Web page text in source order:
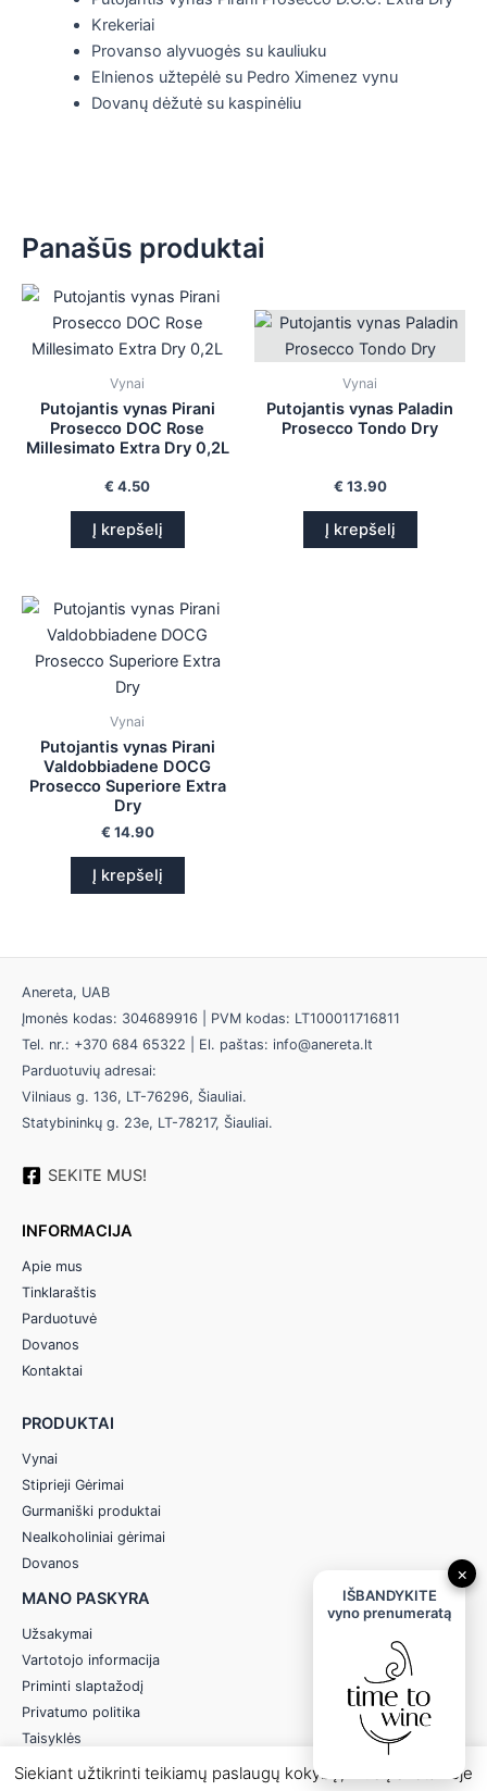
Krekeriai
Provanso alyvuogės su kauliuku
Elnienos užtepėlė su Pedro Ximenez vynu
Dovanų dėžutė su kaspinėliu
Panašūs produktai
Vynai
Putojantis vynas Pirani
Prosecco DOC Rose
Millesimato Extra Dry 0,2L
€ 4.50
Į krepšelį
Vynai
Putojantis vynas Paladin
Prosecco Tondo Dry
€ 13.90
Į krepšelį
Vynai
Putojantis vynas Pirani
Valdobbiadene DOCG
Prosecco Superiore Extra
Dry
€ 14.90
Į krepšelį
Anereta, UAB
Įmonės kodas: 304689916 | PVM kodas: LT100011716811
Tel. nr.: +370 684 65322 | El. paštas: info@anereta.lt
Parduotuvių adresai:
Vilniaus g. 136, LT-76296, Šiauliai.
Statybininkų g. 23e, LT-78217, Šiauliai.
SEKITE MUS!
INFORMACIJA
Apie mus
Tinklaraštis
Parduotuvė
Dovanos
Kontaktai
PRODUKTAI
Vynai
Stiprieji Gėrimai
Gurmaniški produktai
Nealkoholiniai gėrimai
Dovanos
MANO PASKYRA
Užsakymai
Vartotojo informacija
Priminti slaptažodį
Privatumo politika
Taisyklės
Siekiant užtikrinti teikiamų paslaugų kokybę, mūsų svetainėje
×
IŠBANDYKITE
vyno prenumeratą